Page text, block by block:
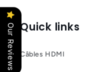
Quick links
Câbles HDMI
Our Reviews